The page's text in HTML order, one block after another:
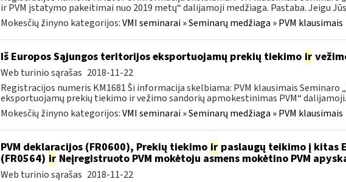
ir PVM įstatymo pakeitimai nuo 2019 metų“ dalijamoji medžiaga. Pastaba. Jeigu
Mokesčių žinyno kategorijos:VMI seminarai » Seminarų medžiaga » PVM klausimais
Iš Europos Sąjungos teritorijos eksportuojamų prekių tiekimo ir
Web turinio sąrašas 2018-11-22
Registracijos numeris KM1681 Ši informacija skelbiama: PVM klausimais
eksportuojamų prekių tiekimo ir vežimo sandorių apmokestinimas PVM“
Mokesčių žinyno kategorijos:VMI seminarai » Seminarų medžiaga » PVM klausimais
PVM deklaracijos (FR0600), Prekių tiekimo irpaslaugų teikimo į kitas
(FR0564) irNeįregistruoto PVM mokėtoju asmens mokėtino PVM
Web turinio sąrašas 2018-11-22